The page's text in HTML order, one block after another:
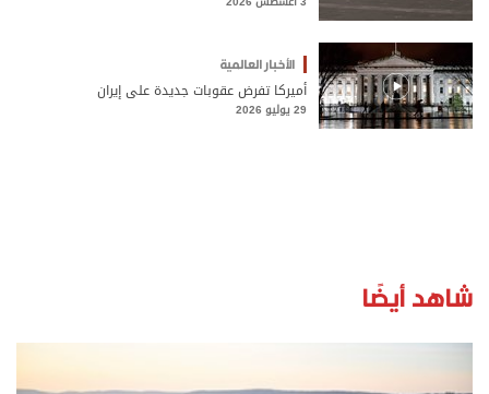
الأخبار العالمية
أميركا تفرض عقوبات جديدة على إيران
29 يوليو 2026
شاهد أيضًا